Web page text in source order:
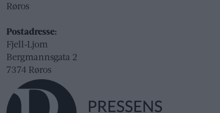
Røros
Postadresse:
Fjell-Ljom
Bergmannsgata 2
7374 Røros